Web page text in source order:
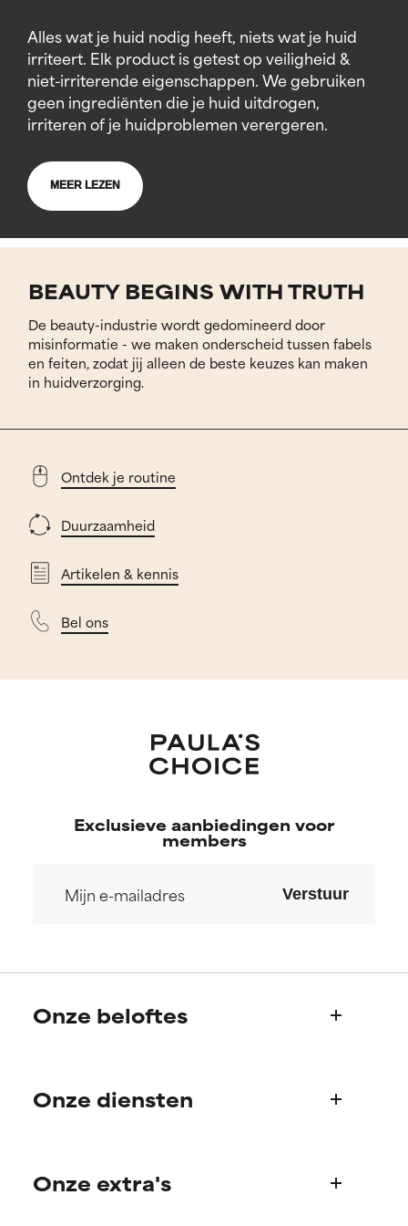
Alles wat je huid nodig heeft, niets wat je huid
irriteert. Elk product is getest op veiligheid &
niet-irriterende eigenschappen. We gebruiken
geen ingrediënten die je huid uitdrogen,
irriteren of je huidproblemen verergeren.
MEER LEZEN
BEAUTY BEGINS WITH TRUTH
De beauty-industrie wordt gedomineerd door
misinformatie - we maken onderscheid tussen fabels
en feiten, zodat jij alleen de beste keuzes kan maken
in huidverzorging.
Ontdek je routine
Duurzaamheid
Artikelen & kennis
Bel ons
Exclusieve aanbiedingen voor
members
Verstuur
Onze beloftes
Paula's verhaal
Onze diensten
Vragen over producten
Onze extra's